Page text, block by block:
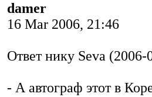
damer
16 Mar 2006, 21:46
Ответ нику Seva
- А автограф этот в